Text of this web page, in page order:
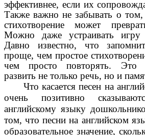
эффективнее, если их
Также важно не забывать о том,
стихотворение может
Можно даже устраивать
Давно известно, что
проще, чем простое
чем просто повторять. Это
развить не только речь, но и
Что касается песен на
очень позитивно
английскому языку
том, что песни на английском
образовательное значение,